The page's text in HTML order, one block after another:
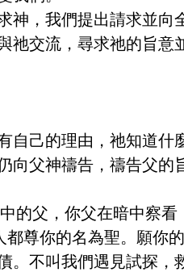
，我們提出請求並
交流，尋求祂的旨
己的理由，祂知道
父神禱告，禱告父
父，你父在暗中察看
尊你的名為聖。願你
不叫我們遇見試探